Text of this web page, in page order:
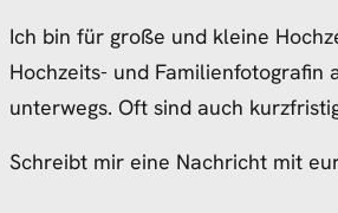
Ich bin für große und kleine
Hochzeits- und Familienfotografin
unterwegs. Oft sind auch
Schreibt mir eine Nachricht mit